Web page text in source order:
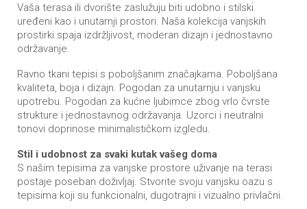
Vaša terasa ili dvorište zaslužuju biti udobno i stilski
uređeni kao i unutarnji prostori. Naša kolekcija vanjskih
prostirki spaja izdržljivost, moderan dizajn i jednostavno
održavanje.
Ravno tkani tepisi s poboljšanim značajkama. Poboljšana
kvaliteta, boja i dizajn. Pogodan za unutarnju i vanjsku
upotrebu. Pogodan za kućne ljubimce zbog vrlo čvrste
strukture i jednostavnog održavanja. Uzorci i neutralni
tonovi doprinose minimalističkom izgledu.
Stil i udobnost za svaki kutak vašeg doma
S našim tepisima za vanjske prostore uživanje na terasi
postaje poseban doživljaj. Stvorite svoju vanjsku oazu s
tepisima koji su funkcionalni, dugotrajni i vizualno privlačni.